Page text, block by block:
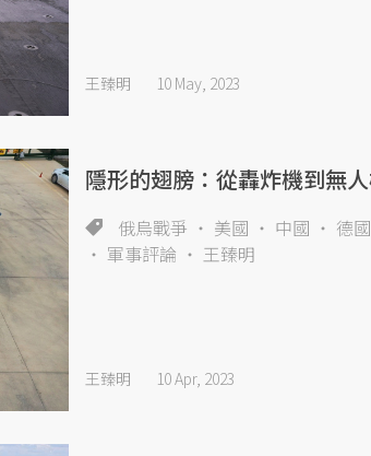
王臻明 10 May, 2023
隱形的翅膀：從轟炸機到無
俄烏戰爭 美國 中國 德國
軍事評論
王臻明
王臻明 10 Apr, 2023